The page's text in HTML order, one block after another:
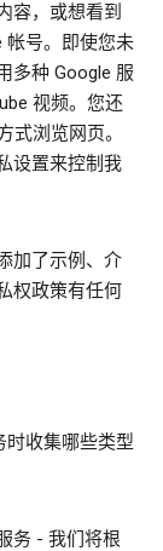
容，或想看到
帐号。即使您未
多种 Google 服
视频。您还
式浏览网页。
设置来控制我
加了示例、介
权政策有任何
时收集哪些类型
务 - 我们将根